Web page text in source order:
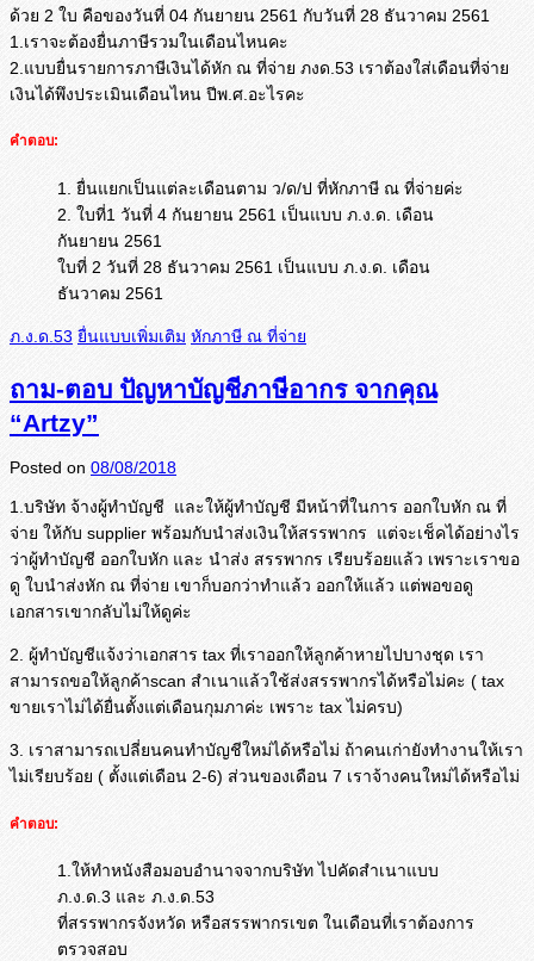
ด้วย 2 ใบ คือของวันที่ 04 กันยายน 2561 กับวันที่ 28 ธันวาคม 2561
1.เราจะต้องยื่นภาษีรวมในเดือนไหนคะ
2.แบบยื่นรายการภาษีเงินได้หัก ณ ที่จ่าย ภงด.53 เราต้องใส่เดือนที่จ่าย
เงินได้พึงประเมินเดือนไหน ปีพ.ศ.อะไรคะ
คำตอบ:
1. ยื่นแยกเป็นแต่ละเดือนตาม ว/ด/ป ที่หักภาษี ณ ที่จ่ายค่ะ
2. ใบที่1 วันที่ 4 กันยายน 2561 เป็นแบบ ภ.ง.ด. เดือน
กันยายน 2561
ใบที่ 2 วันที่ 28 ธันวาคม 2561 เป็นแบบ ภ.ง.ด. เดือน
ธันวาคม 2561
ภ.ง.ด.53 ยื่นแบบเพิ่มเติม หักภาษี ณ ที่จ่าย
ถาม-ตอบ ปัญหาบัญชีภาษีอากร จากคุณ
“Artzy”
Posted on 08/08/2018
1.บริษัท จ้างผู้ทำบัญชี และให้ผู้ทำบัญชี มีหน้าที่ในการ ออกใบหัก ณ ที่
จ่าย ให้กับ supplier พร้อมกับนำส่งเงินให้สรรพากร แต่จะเช็คได้อย่างไร
ว่าผู้ทำบัญชี ออกใบหัก และ นำส่ง สรรพากร เรียบร้อยแล้ว เพราะเราขอ
ดู ใบนำส่งหัก ณ ที่จ่าย เขาก็บอกว่าทำแล้ว ออกให้แล้ว แต่พอขอดู
เอกสารเขากลับไม่ให้ดูค่ะ
2. ผู้ทำบัญชีแจ้งว่าเอกสาร tax ที่เราออกให้ลูกค้าหายไปบางชุด เรา
สามารถขอให้ลูกค้าscan สำเนาแล้วใช้ส่งสรรพากรได้หรือไม่คะ ( tax
ขายเราไม่ได้ยื่นตั้งแต่เดือนกุมภาค่ะ เพราะ tax ไม่ครบ)
3. เราสามารถเปลี่ยนคนทำบัญชีใหม่ได้หรือไม่ ถ้าคนเก่ายังทำงานให้เรา
ไม่เรียบร้อย ( ตั้งแต่เดือน 2-6) ส่วนของเดือน 7 เราจ้างคนใหม่ได้หรือไม่
คำตอบ:
1.ให้ทำหนังสือมอบอำนาจจากบริษัท ไปคัดสำเนาแบบ
ภ.ง.ด.3 และ ภ.ง.ด.53
ที่สรรพากรจังหวัด หรือสรรพากรเขต ในเดือนที่เราต้องการ
ตรวจสอบ